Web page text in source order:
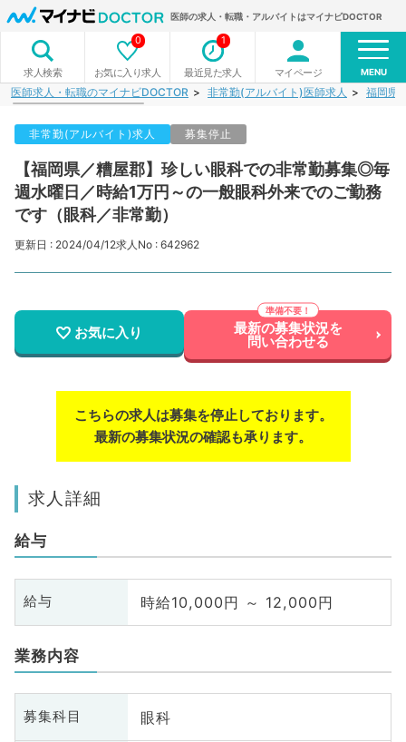
医師の求人・転職・アルバイトはマイナビDOCTOR
求人検索 お気に入り求人
0
最近見た求人
1
マイページ MENU
医師求人・転職のマイナビDOCTOR 非常勤(アルバイト)医師求人 福岡県
非常勤(アルバイト)求人 募集停止
【福岡県／糟屋郡】珍しい眼科での非常勤募集◎毎
週水曜日／時給1万円～の一般眼科外来でのご勤務
です（眼科／非常勤）
更新日 : 2024/04/12求人No : 642962
お気に入り 最新の募集状況を
問い合わせる
こちらの求人は募集を停止しております。
最新の募集状況の確認も承ります。
求人詳細
給与
給与 時給10,000円 ～ 12,000円
業務内容
募集科目 眼科